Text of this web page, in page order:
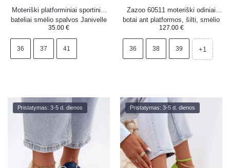
Moteriški platforminiai sportiniai
bateliai smėlio spalvos Janivelle
35.00 €
36 37 41
Zazoo 60511 moteriški odiniai
botai ant platformos, šilti, smėlio
spalvos
127.00 €
36 38 39 +1
Pristatymas: 3-5 d. dienos Pristatymas: 3-5 d. dienos